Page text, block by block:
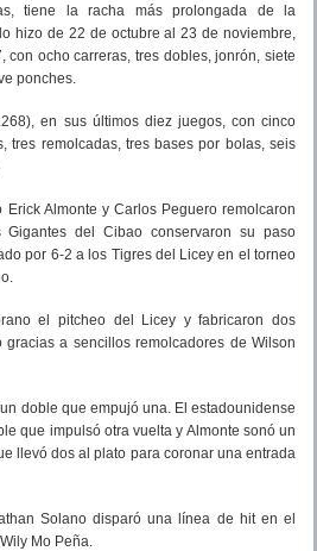
tiene la racha más prolongada de la
hizo de 22 de octubre al 23 de noviembre,
con ocho carreras, tres dobles, jonrón, siete
ponches.
en sus últimos diez juegos, con cinco
tres remolcadas, tres bases por bolas, seis
Almonte y Carlos Peguero remolcaron
del Cibao conservaron su paso
por 6-2 a los Tigres del Licey en el torneo
el pitcheo del Licey y fabricaron dos
a sencillos remolcadores de Wilson
doble que empujó una. El estadounidense
que impulsó otra vuelta y Almonte sonó un
llevó dos al plato para coronar una entrada
Solano disparó una línea de hit en el
Mo Peña.